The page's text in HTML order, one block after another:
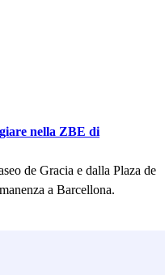
nella ZBE di
de Gracia e dalla Plaza de
a Barcellona.